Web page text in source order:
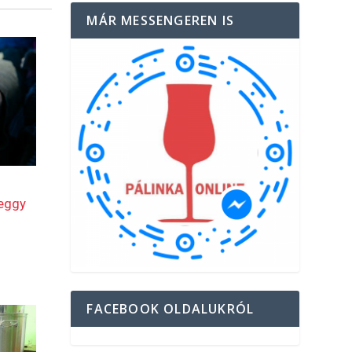
MÁR MESSENGEREN IS
FACEBOOK OLDALUKRÓL